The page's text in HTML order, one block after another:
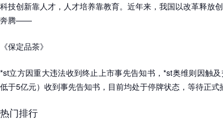
科技创新靠人才，人才培养靠教育。近年来，我国以改革释放
奔腾——
《保定品茶》
*st立方因重大违法收到终止上市事先告知书，*st奥维则因触
低于5亿元）收到事先告知书，目前均处于停牌状态，等待正式
热门排行